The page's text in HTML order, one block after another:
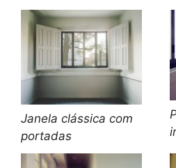
Janela clássica com
portadas